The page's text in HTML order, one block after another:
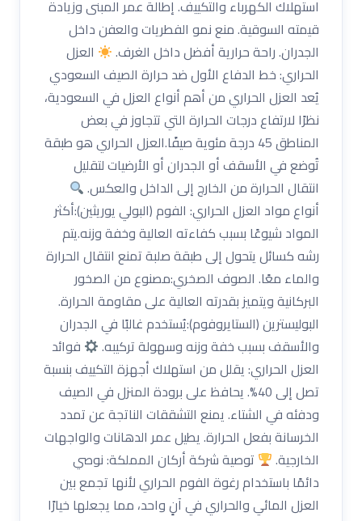
استهلاك الكهرباء والتكييف. إطالة عمر المبنى وزيادة
قيمته السوقية. منع نمو الفطريات والعفن داخل
الجدران. راحة حرارية أفضل داخل الغرف.
العزل
الحراري: خط الدفاع الأول ضد حرارة الصيف السعودي
يُعد العزل الحراري من أهم أنواع العزل في السعودية،
نظرًا لارتفاع درجات الحرارة التي تتجاوز في بعض
المناطق 45 درجة مئوية صيفًا.العزل الحراري هو طبقة
تُوضع في الأسقف أو الجدران أو الأرضيات لتقليل
انتقال الحرارة من الخارج إلى الداخل والعكس.
أنواع مواد العزل الحراري: الفوم (البولي يوريثين):أكثر
المواد شيوعًا بسبب كفاءته العالية وخفة وزنه.يتم
رشه كسائل يتحول إلى طبقة صلبة تمنع انتقال الحرارة
والماء معًا. الصوف الصخري:مصنوع من الصخور
البركانية ويتميز بقدرته العالية على مقاومة الحرارة.
البوليسترين (الستايروفوم):يُستخدم غالبًا في الجدران
والأسقف بسبب خفة وزنه وسهولة تركيبه.
فوائد
العزل الحراري: يقلل من استهلاك أجهزة التكييف بنسبة
تصل إلى 40%. يحافظ على برودة المنزل في الصيف
ودفئه في الشتاء. يمنع التشققات الناتجة عن تمدد
الخرسانة بفعل الحرارة. يطيل عمر الدهانات والواجهات
الخارجية.
توصية شركة أركان المملكة: نوصي
دائمًا باستخدام رغوة الفوم الحراري لأنها تجمع بين
العزل المائي والحراري في آنٍ واحد، مما يجعلها خيارًا